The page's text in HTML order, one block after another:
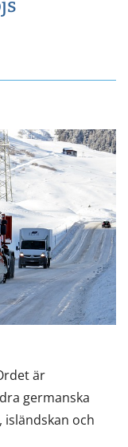
är
germanska
isländskan och